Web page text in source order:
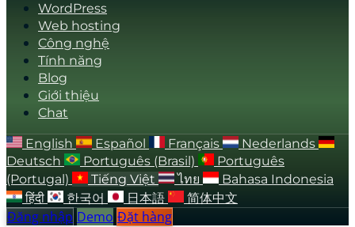
WordPress
Web hosting
Công nghệ
Tính năng
Blog
Giới thiệu
Chat
English Español Français
Nederlands
Deutsch
Português (Brasil)
Português
(Portugal)
Tiếng Việt ไทย
Bahasa Indonesia
हिंदी
한국어 日本語 简体中文
Đăng nhập Demo Đặt hàng